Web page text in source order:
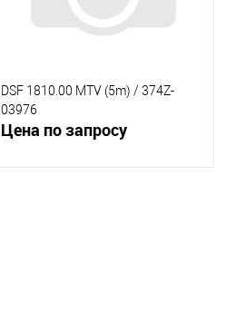
DSF 1810.00 MTV (5m) / 374Z-
03976
Цена по запросу